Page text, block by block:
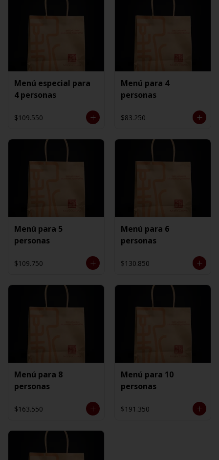
Menú especial para
4 personas
$109.550
Menú para 4
personas
$83.250
Menú para 5
personas
$109.750
Menú para 6
personas
$130.850
Menú para 8
personas
$163.550
Menú para 10
personas
$191.350